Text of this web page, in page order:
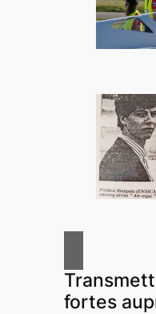
fortes